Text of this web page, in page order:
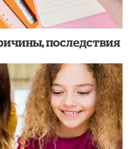
последствия